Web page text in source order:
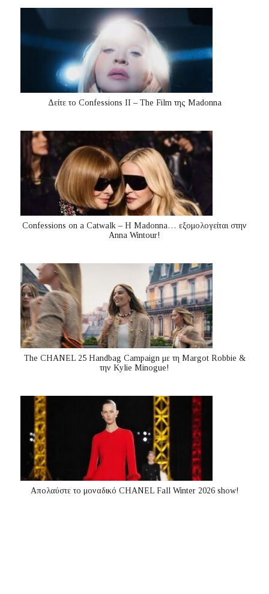
Δείτε το Confessions II – The Film της Madonna
Confessions on a Catwalk – Η Madonna… εξομολογείται στην
Anna Wintour!
The CHANEL 25 Handbag Campaign με τη Margot Robbie &
την Kylie Minogue!
Απολαύστε το μοναδικό CHANEL Fall Winter 2026 show!